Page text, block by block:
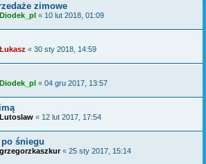
zimowe
Diodek_pl « 10 lut 2018, 01:09
Łukasz « 30 sty 2018, 14:59
Diodek_pl « 04 gru 2017, 13:57
Lutoslaw « 12 lut 2017, 17:54
śniegu
grzegorzkaszkur« 25 sty 2017, 15:14